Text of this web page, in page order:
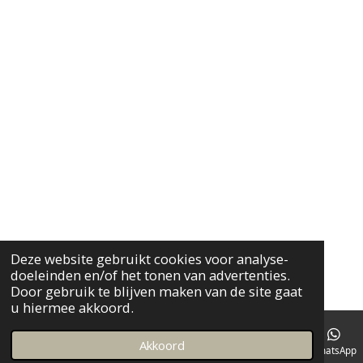
Deze website gebruikt cookies voor analyse-
doeleinden en/of het tonen van advertenties.
Door gebruik te blijven maken van de site gaat
u hiermee akkoord.
Akkoord
Instagram WhatsApp